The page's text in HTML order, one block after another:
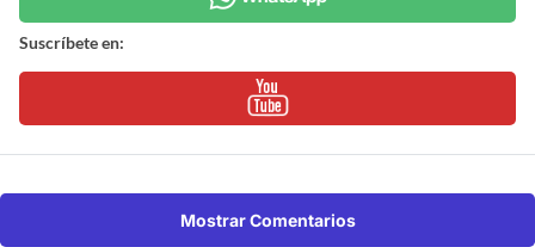
Suscríbete en:
Mostrar Comentarios